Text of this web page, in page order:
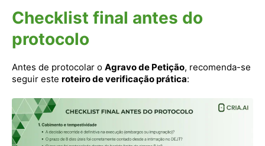
Checklist final antes do
protocolo
Antes de protocolar o Agravo de Petição, recomenda-se
seguir este roteiro de verificação prática: